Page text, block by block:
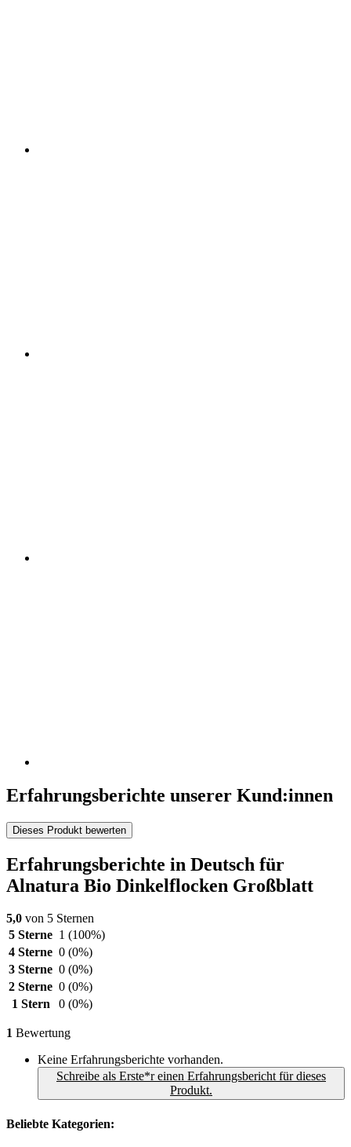
Erfahrungsberichte unserer Kund:innen
Dieses Produkt bewerten
Erfahrungsberichte in Deutsch für
Alnatura Bio Dinkelflocken Großblatt
5,0 von 5 Sternen
5 Sterne 1 (100%)
4 Sterne 0 (0%)
3 Sterne 0 (0%)
2 Sterne 0 (0%)
1 Stern
0 (0%)
1 Bewertung
Keine Erfahrungsberichte vorhanden.
Schreibe als Erste*r einen Erfahrungsbericht für dieses
Produkt.
Beliebte Kategorien: